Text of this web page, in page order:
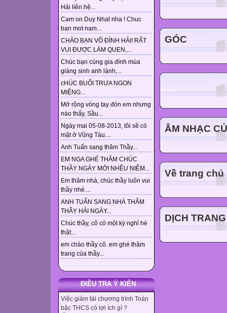
Hải liên hệ...
Cam on Duy Nhat nha ! Chuc
ban mot nam...
CHÀO BẠN VÕ ĐÌNH HẢI! RẤT
VUI ĐƯỢC LÀM QUEN,...
Chúc bạn cùng gia đình mùa
giáng sinh anh lành,...
cHÚC BUỔI TRƯA NGON
MIỆNG...
Mở rộng vòng tay đón em nhưng
nào thấy, Sầu...
Ngày mai 05-08-2013, tôi sẽ có
mặt ở Vũng Tàu....
Anh Tuấn sang thăm Thầy...
EM NGA GHÉ THĂM CHÚC
THẦY NGÀY MỚI NHỀU NIỀM...
Em thăm nhà, chúc thầy luôn vui
thầy nhé....
ANH TUẤN SANG NHÀ THĂM
THẦY HẢI NGÀY...
Chúc thầy, cô có một kỳ nghỉ hè
thật...
em chào thầy cô. em ghé thăm
trang của thầy...
ĐIỀU TRA Ý KIẾN
Việc giảm tải chương trình Toán
bậc THCS có lợi ích gì ?
GÓC
ÂM NHẠC
Về trang chủ
DỊCH